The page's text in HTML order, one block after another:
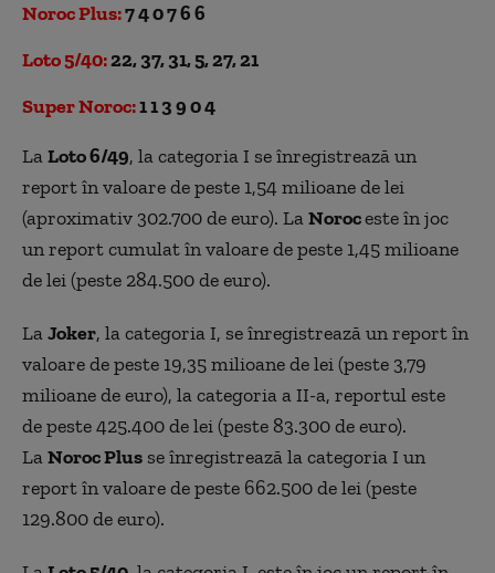
Noroc Plus:7 4 0 7 6 6
Loto 5/40:22, 37, 31, 5, 27, 21
Super Noroc:1 1 3 9 0 4
LaLoto 6/49, la categoria I se înregistrează un
report în valoare de peste 1,54 milioane de lei
(aproximativ 302.700 de euro). LaNoroceste în joc
un report cumulat în valoare de peste 1,45 milioane
de lei (peste 284.500 de euro).
LaJoker, la categoria I, se înregistrează un report în
valoare de peste 19,35 milioane de lei (peste 3,79
milioane de euro), la categoria a II-a, reportul este
de peste 425.400 de lei (peste 83.300 de euro).
LaNoroc Plus se înregistrează la categoria I un
report în valoare de peste 662.500 de lei (peste
129.800 de euro).